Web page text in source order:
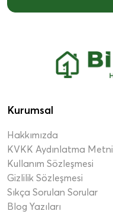
Kurumsal
Hakkımızda
KVKK Aydınlatma Metni
Kullanım Sözleşmesi
Gizlilik Sözleşmesi
Sıkça Sorulan Sorular
Blog Yazıları